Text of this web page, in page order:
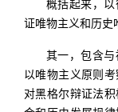
概括起来，
证唯物主义和历史
其一，包含
以唯物主义原则
对黑格尔辩证法